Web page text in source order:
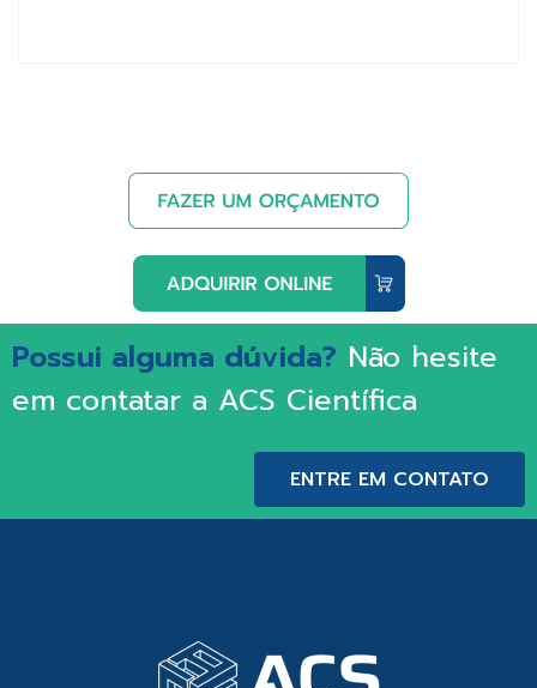
Possui alguma dúvida? Não hesite
em contatar a ACS Científica
ENTRE EM CONTATO